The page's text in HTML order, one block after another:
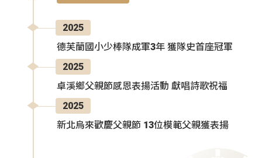
2025
德芙蘭國小少棒隊成軍3年 獲隊史首座冠軍
2025
卓溪鄉父親節感恩表揚活動 獻唱詩歌祝福
2025
新北烏來歡慶父親節 13位模範父親獲表揚